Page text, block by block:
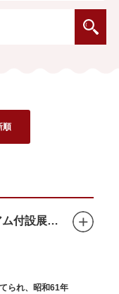
順
したまちミュージアム付設展示場（旧吉田屋酒店）
られ、昭和61年